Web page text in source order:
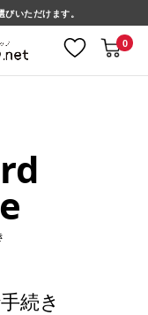
いただけます。
0
続き